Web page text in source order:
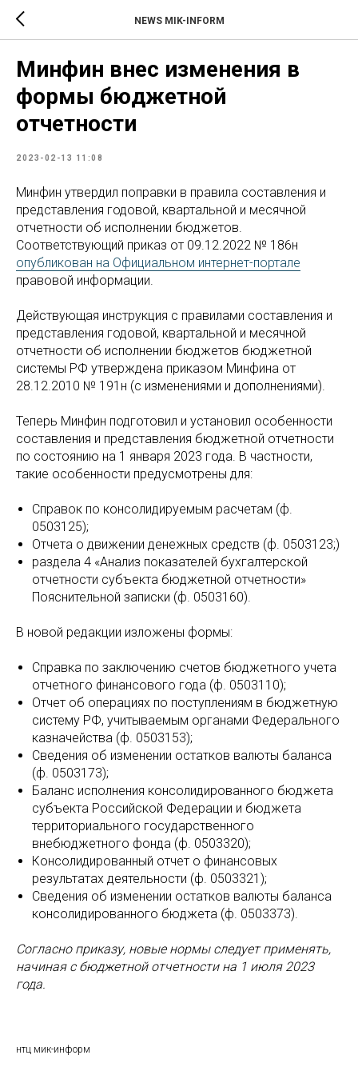
NEWS MIK-INFORM
Минфин внес изменения в
формы бюджетной
отчетности
2023-02-13 11:08
Минфин утвердил поправки в правила составления и
представления годовой, квартальной и месячной
отчетности об исполнении бюджетов.
Соответствующий приказ от 09.12.2022 № 186н
опубликован на Официальном интернет-портале
правовой информации.
Действующая инструкция с правилами составления и
представления годовой, квартальной и месячной
отчетности об исполнении бюджетов бюджетной
системы РФ утверждена приказом Минфина от
28.12.2010 № 191н (с изменениями и дополнениями).
Теперь Минфин подготовил и установил особенности
составления и представления бюджетной отчетности
по состоянию на 1 января 2023 года. В частности,
такие особенности предусмотрены для:
Справок по консолидируемым расчетам (ф.
0503125);
Отчета о движении денежных средств (ф. 0503123;)
раздела 4 «Анализ показателей бухгалтерской
отчетности субъекта бюджетной отчетности»
Пояснительной записки (ф. 0503160).
В новой редакции изложены формы:
Справка по заключению счетов бюджетного учета
отчетного финансового года (ф. 0503110);
Отчет об операциях по поступлениям в бюджетную
систему РФ, учитываемым органами Федерального
казначейства (ф. 0503153);
Сведения об изменении остатков валюты баланса
(ф. 0503173);
Баланс исполнения консолидированного бюджета
субъекта Российской Федерации и бюджета
территориального государственного
внебюджетного фонда (ф. 0503320);
Консолидированный отчет о финансовых
результатах деятельности (ф. 0503321);
Сведения об изменении остатков валюты баланса
консолидированного бюджета (ф. 0503373).
Согласно приказу, новые нормы следует применять,
начиная с бюджетной отчетности на 1 июля 2023
года.
нтц мик-информ